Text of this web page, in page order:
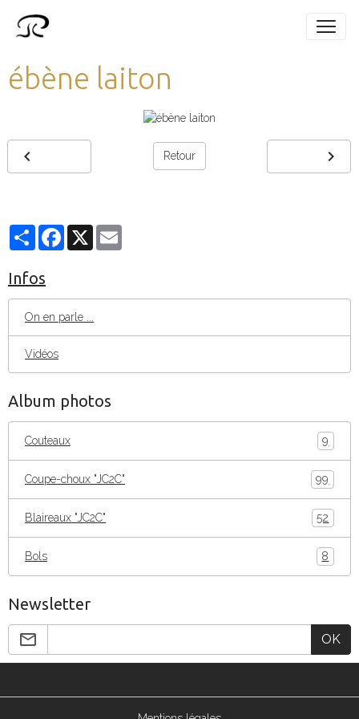
ébène laiton
Retour
PartagerFacebook
X
Infos
On en parle ...
Vidéos
Album photos
Couteaux 9
Coupe-choux "JC2C" 99
Blaireaux "JC2C" 52
Bols 8
Newsletter
OK